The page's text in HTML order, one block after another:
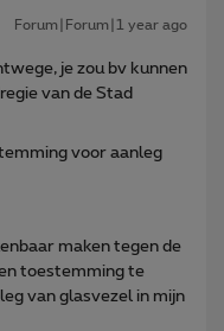
Forum|Forum|1 year ago
je zou bv kunnen
van de Stad
voor aanleg
maken tegen de
toestemming te
van glasvezel in mijn